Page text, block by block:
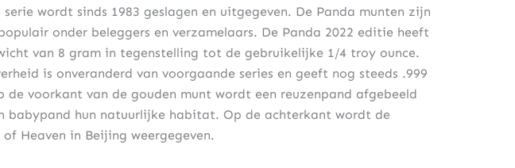
serie wordt sinds 1983 geslagen en uitgegeven. De Panda munten zijn
onder beleggers en verzamelaars. De Panda 2022 editie heeft
van 8 gram in tegenstelling tot de gebruikelijke 1/4 troy ounce.
is onveranderd van voorgaande series en geeft nog steeds .999
de voorkant van de gouden munt wordt een reuzenpand afgebeeld
babypand hun natuurlijke habitat. Op de achterkant wordt de
of Heaven in Beijing weergegeven.